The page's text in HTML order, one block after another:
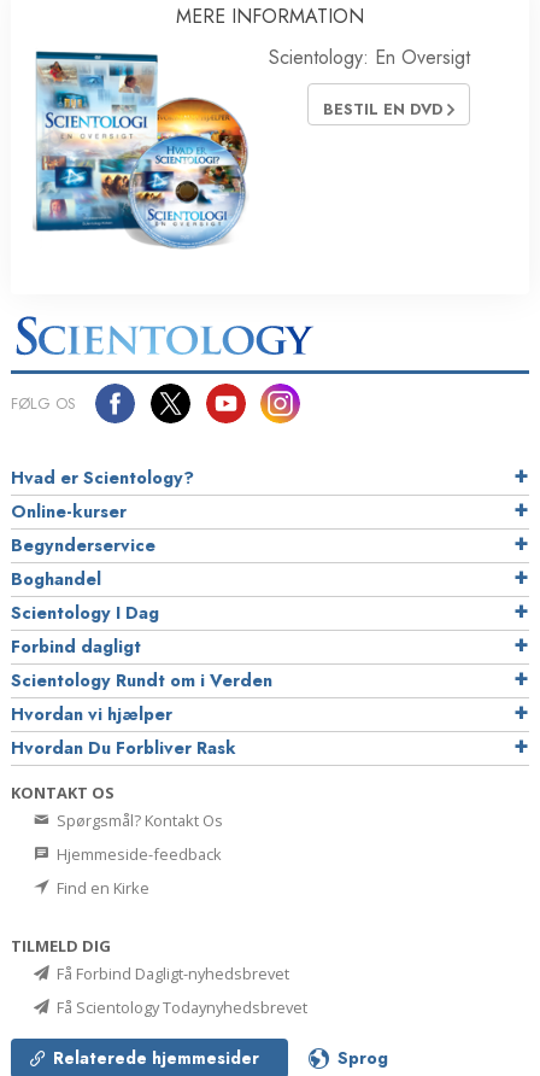
MERE INFORMATION
Scientology: En Oversigt
BESTIL EN DVD
FØLG OS
Hvad er Scientology?
Online-kurser
Begynderservice
Boghandel
Scientology I Dag
Forbind dagligt
Scientology Rundt om i Verden
Hvordan vi hjælper
Hvordan Du Forbliver Rask
KONTAKT OS
Spørgsmål? Kontakt Os
Hjemmeside-feedback
Find en Kirke
TILMELD DIG
Få Forbind Dagligt-nyhedsbrevet
Få Scientology Todaynyhedsbrevet
Relaterede hjemmesider Sprog